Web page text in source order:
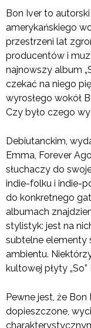
Bon Iver to
amerykańskiego
przestrzeni lat
producentów i
najnowszy album
czekać na niego
wyrosłego wokół
Czy było czego
Debiutanckim,
Emma, Forever
słuchaczy do
indie-folku i indie-
do konkretnego
albumach
stylistyk: jest na
subtelne elementy
ambientu.
kultowej płyty
Pewne jest, że
dopieszczone,